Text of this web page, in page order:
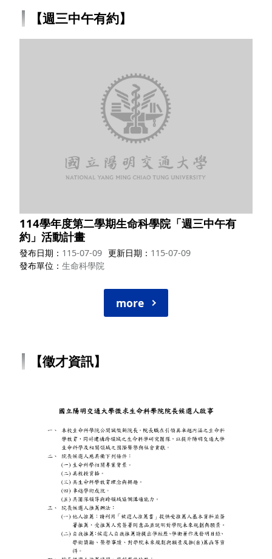
【週三中午有約】
114學年度第二學期生命科學院「週三中午有
約」活動計畫
發布日期 115-07-09 更新日期
115-07-09
發布單位
生命科學院
more
【徵才資訊】